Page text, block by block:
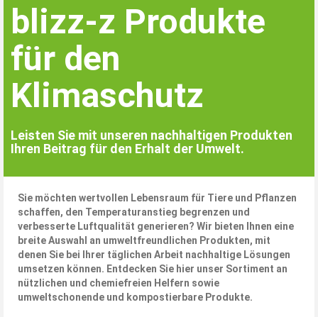
blizz-z Produkte
für den
Klimaschutz
Leisten Sie mit unseren nachhaltigen Produkten
Ihren Beitrag für den Erhalt der Umwelt.
Sie möchten wertvollen Lebensraum für Tiere und Pflanzen
schaffen, den Temperaturanstieg begrenzen und
verbesserte Luftqualität generieren? Wir bieten Ihnen eine
breite Auswahl an umweltfreundlichen Produkten, mit
denen Sie bei Ihrer täglichen Arbeit nachhaltige Lösungen
umsetzen können. Entdecken Sie hier unser Sortiment an
nützlichen und chemiefreien Helfern sowie
umweltschonende und kompostierbare Produkte.